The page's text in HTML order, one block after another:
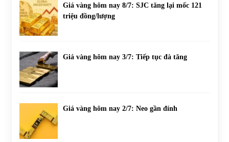
Giá vàng hôm nay 8/7: SJC tăng lại mốc 121
triệu đồng/lượng
Giá vàng hôm nay 3/7: Tiếp tục đà tăng
Giá vàng hôm nay 2/7: Neo gần đỉnh